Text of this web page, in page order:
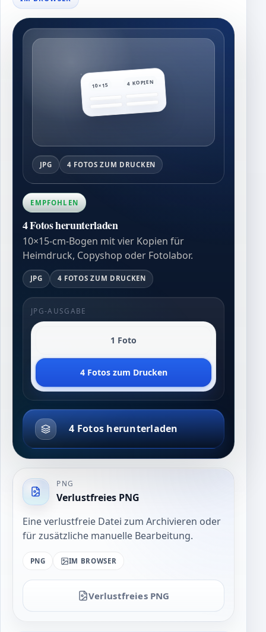
10×15 4 KOPIEN
JPG 4 FOTOS ZUM DRUCKEN
EMPFOHLEN
4 Fotos herunterladen
10×15-cm-Bogen mit vier Kopien für
Heimdruck, Copyshop oder Fotolabor.
JPG 4 FOTOS ZUM DRUCKEN
JPG-AUSGABE
1 Foto
4 Fotos zum Drucken
4 Fotos herunterladen
PNG
Verlustfreies PNG
Eine verlustfreie Datei zum Archivieren oder
für zusätzliche manuelle Bearbeitung.
PNG IM BROWSER
Verlustfreies PNG